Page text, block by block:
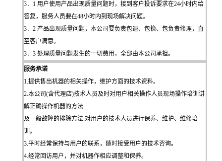
3．1 用户使用产品出现质量问题时，接到客户投诉要求在24小时内给
答复，服务人员要在48小时内到现场解决问题。
3．2 产品出现质量问题，本公司要负责包退、包换、包负责修理，直
至客户满意。
3．3 处理质量问题发生的一切费用，全部由本公司承担。
服务承诺
1.提供售出机器的相关操作，维护方面的技术资料。
2.本公司(含代理店)技术人员及时对用户相关操作人员现场操作培训讲
解正确操作机器的方法
及一般故障的排除方法.对用户的技术人员进行保养、维护、维修培
训。
3.平时经常保持与用户的联系，随时接受用户的技术咨询。
4.经常回访用户，并对机器作相应调整和保养。